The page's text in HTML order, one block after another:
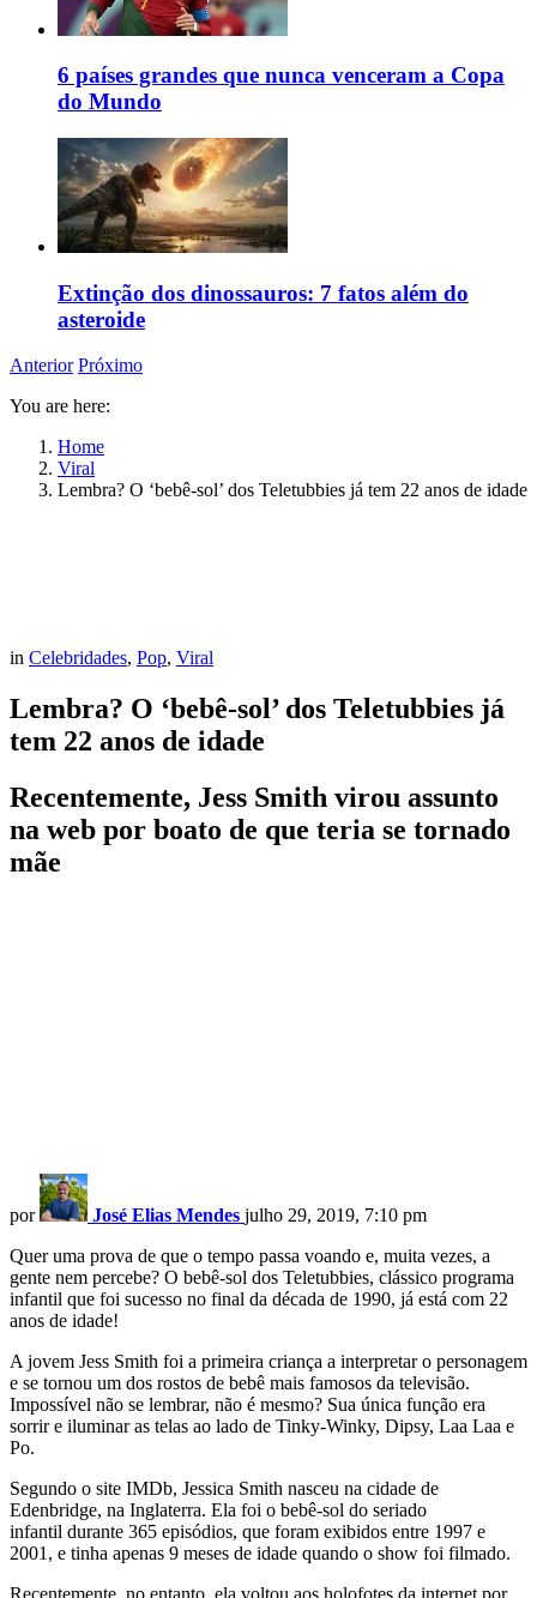
6 países grandes que nunca venceram a Copa
do Mundo
Extinção dos dinossauros: 7 fatos além do
asteroide
Anterior Próximo
You are here:
Home
Viral
Lembra? O ‘bebê-sol’ dos Teletubbies já tem 22 anos de idade
in Celebridades, Pop, Viral
Lembra? O ‘bebê-sol’ dos Teletubbies já
tem 22 anos de idade
Recentemente, Jess Smith virou assunto
na web por boato de que teria se tornado
mãe
por José Elias Mendes julho 29, 2019, 7:10 pm
Quer uma prova de que o tempo passa voando e, muita vezes, a
gente nem percebe? O bebê-sol dos Teletubbies, clássico programa
infantil que foi sucesso no final da década de 1990, já está com 22
anos de idade!
A jovem Jess Smith foi a primeira criança a interpretar o personagem
e se tornou um dos rostos de bebê mais famosos da televisão.
Impossível não se lembrar, não é mesmo? Sua única função era
sorrir e iluminar as telas ao lado de Tinky-Winky, Dipsy, Laa Laa e
Po.
Segundo o site IMDb, Jessica Smith nasceu na cidade de
Edenbridge, na Inglaterra. Ela foi o bebê-sol do seriado
infantil durante 365 episódios, que foram exibidos entre 1997 e
2001, e tinha apenas 9 meses de idade quando o show foi filmado.